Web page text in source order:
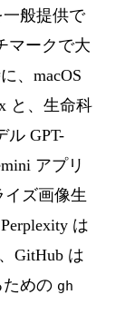
一般提供で
マークで大
、macOS
と、生命科
ル GPT-
アプリ
イズ画像生
は
GitHub は
めの gh